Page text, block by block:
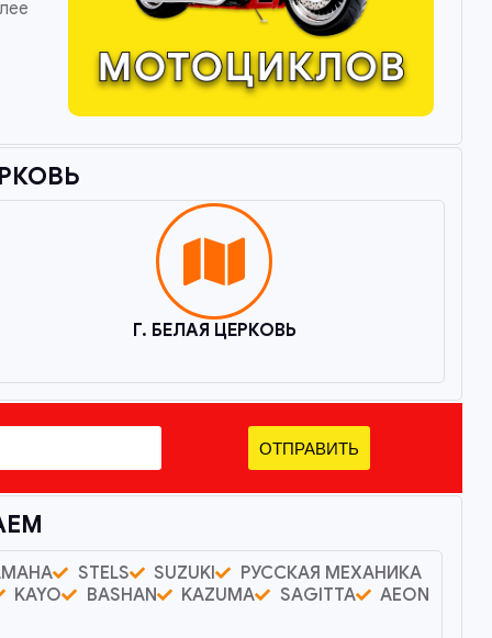
Г. БЕЛАЯ ЦЕРКОВЬ
ОТПРАВИТЬ
STELS SUZUKI
РУССКАЯ МЕХАНИКА
KAYO
BASHAN KAZUMA SAGITTA AEON